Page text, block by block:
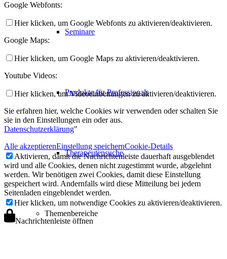
Seminare
Produkte für Professionals
Therapeutensuche
Themenbereiche
Google Webfonts:
Hier klicken, um Google Webfonts zu aktivieren/deaktivieren.
Google Maps:
Hier klicken, um Google Maps zu aktivieren/deaktivieren.
Youtube Videos:
Hier klicken, um Videoeinbettungen zu aktivieren/deaktivieren.
Sie erfahren hier, welche Cookies wir verwenden oder schalten Sie
sie in den Einstellungen ein oder aus.
Datenschutzerklärung"
Alle akzeptierenEinstellung speichernCookie-Details
Aktivieren, damit die Nachrichtenleiste dauerhaft ausgeblendet
wird und alle Cookies, denen nicht zugestimmt wurde, abgelehnt
werden. Wir benötigen zwei Cookies, damit diese Einstellung
gespeichert wird. Andernfalls wird diese Mitteilung bei jedem
Seitenladen eingeblendet werden.
Hier klicken, um notwendige Cookies zu aktivieren/deaktivieren.
Nachrichtenleiste öffnen